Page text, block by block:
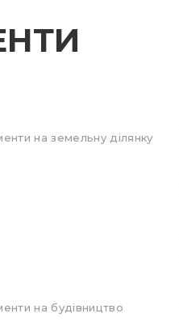
на земельну ділянку
на будівництво